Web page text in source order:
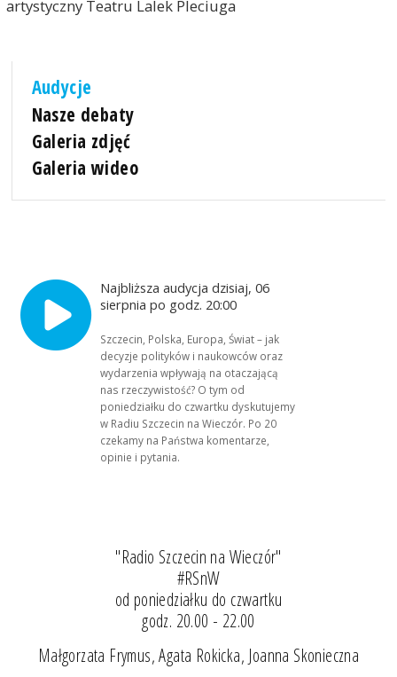
artystyczny Teatru Lalek Pleciuga
Audycje
Nasze debaty
Galeria zdjęć
Galeria wideo
Najbliższa audycja dzisiaj, 06
sierpnia po godz. 20:00
Szczecin, Polska, Europa, Świat – jak
decyzje polityków i naukowców oraz
wydarzenia wpływają na otaczającą
nas rzeczywistość? O tym od
poniedziałku do czwartku dyskutujemy
w Radiu Szczecin na Wieczór. Po 20
czekamy na Państwa komentarze,
opinie i pytania.
"Radio Szczecin na Wieczór"
#RSnW
od poniedziałku do czwartku
godz. 20.00 - 22.00
Małgorzata Frymus, Agata Rokicka, Joanna Skonieczna